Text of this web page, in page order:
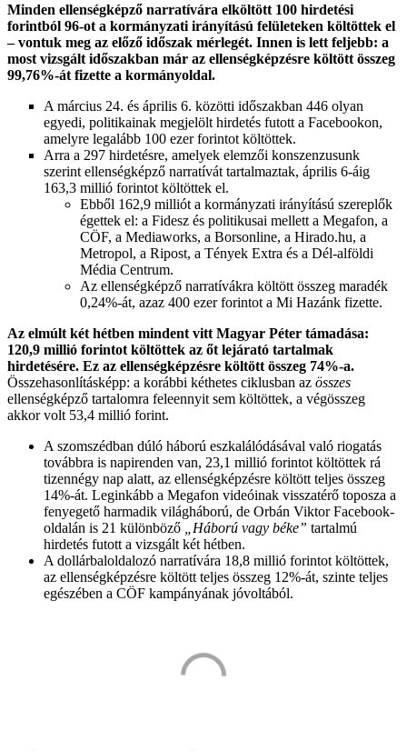
Minden ellenségképző narratívára elköltött 100 hirdetési
forintból 96-ot a kormányzati irányítású felületeken költöttek el
– vontuk meg az előző időszak mérlegét. Innen is lett feljebb: a
most vizsgált időszakban már az ellenségképzésre költött összeg
99,76%-át fizette a kormányoldal.
A március 24. és április 6. közötti időszakban 446 olyan
egyedi, politikainak megjelölt hirdetés futott a Facebookon,
amelyre legalább 100 ezer forintot költöttek.
Arra a 297 hirdetésre, amelyek elemzői konszenzusunk
szerint ellenségképző narratívát tartalmaztak, április 6-áig
163,3 millió forintot költöttek el.
Ebből 162,9 milliót a kormányzati irányítású szereplők
égettek el: a Fidesz és politikusai mellett a Megafon, a
CÖF, a Mediaworks, a Borsonline, a Hirado.hu, a
Metropol, a Ripost, a Tények Extra és a Dél-alföldi
Média Centrum.
Az ellenségképző narratívákra költött összeg maradék
0,24%-át, azaz 400 ezer forintot a Mi Hazánk fizette.
Az elmúlt két hétben mindent vitt Magyar Péter támadása:
120,9 millió forintot költöttek az őt lejárató tartalmak
hirdetésére. Ez az ellenségképzésre költött összeg 74%-a.
Összehasonlításképp: a korábbi kéthetes ciklusban az összes
ellenségképző tartalomra feleennyit sem költöttek, a végösszeg
akkor volt 53,4 millió forint.
A szomszédban dúló háború eszkalálódásával való riogatás
továbbra is napirenden van, 23,1 millió forintot költöttek rá
tizennégy nap alatt, az ellenségképzésre költött teljes összeg
14%-át. Leginkább a Megafon videóinak visszatérő toposza a
fenyegető harmadik világháború, de Orbán Viktor Facebook-
oldalán is 21 különböző
„Háború vagy béke” tartalmú
hirdetés futott a vizsgált két hétben.
A dollárbaloldalozó narratívára 18,8 millió forintot költöttek,
az ellenségképzésre költött teljes összeg 12%-át, szinte teljes
egészében a CÖF kampányának jóvoltából.